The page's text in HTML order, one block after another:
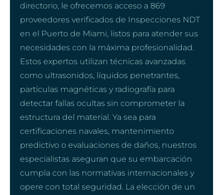
directorio, le ofrecemos acceso a 869
proveedores verificados de Inspecciones NDT
en el Puerto de Miami, listos para atender sus
necesidades con la máxima profesionalidad.
Estos expertos utilizan técnicas avanzadas
como ultrasonidos, líquidos penetrantes,
partículas magnéticas y radiografía para
detectar fallas ocultas sin comprometer la
estructura del material. Ya sea para
certificaciones navales, mantenimiento
predictivo o evaluaciones de daños, nuestros
especialistas aseguran que su embarcación
cumpla con las normativas internacionales y
opere con total seguridad. La elección de un